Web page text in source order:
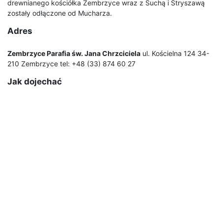
drewnianego kościółka Zembrzyce wraz z Suchą i Stryszawą
zostały odłączone od Mucharza.
Adres
Zembrzyce Parafia św. Jana Chrzciciela ul. Kościelna 124 34-
210 Zembrzyce tel: +48 (33) 874 60 27
Jak dojechać